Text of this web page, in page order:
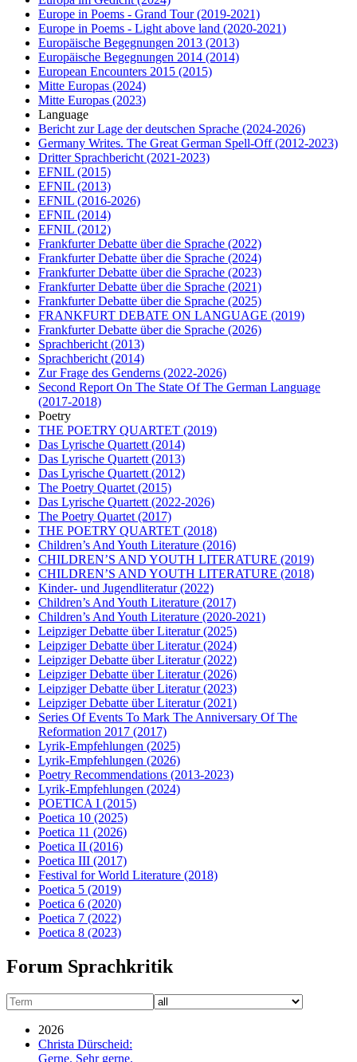
Europe in Poems - Grand Tour(2019-2021)
Europe in Poems - Light above land (2020-2021)
Europäische Begegnungen 2013 (2013)
Europäische Begegnungen 2014 (2014)
European Encounters 2015 (2015)
Mitte Europas (2024)
Mitte Europas (2023)
Language
Bericht zur Lage der deutschen Sprache (2024-2026)
Germany Writes. The Great German Spell-Off(2012-2023)
Dritter Sprachbericht (2021-2023)
EFNIL (2015)
EFNIL (2013)
EFNIL (2016-2026)
EFNIL (2014)
EFNIL (2012)
Frankfurter Debatte über die Sprache (2022)
Frankfurter Debatte über die Sprache (2024)
Frankfurter Debatte über die Sprache (2023)
Frankfurter Debatte über die Sprache (2021)
Frankfurter Debatte über die Sprache (2025)
FRANKFURT DEBATE ON LANGUAGE (2019)
Frankfurter Debatte über die Sprache (2026)
Sprachbericht (2013)
Sprachbericht (2014)
Zur Frage des Genderns (2022-2026)
Second Report On The State Of The German Language
(2017-2018)
Poetry
THE POETRY QUARTET (2019)
Das Lyrische Quartett (2014)
Das Lyrische Quartett (2013)
Das Lyrische Quartett (2012)
The Poetry Quartet (2015)
Das Lyrische Quartett (2022-2026)
The Poetry Quartet (2017)
THE POETRY QUARTET (2018)
Children’s And Youth Literature (2016)
CHILDREN’S AND YOUTH LITERATURE (2019)
CHILDREN’S AND YOUTH LITERATURE (2018)
Kinder- und Jugendliteratur(2022)
Children’s And Youth Literature (2017)
Children’s And Youth Literature (2020-2021)
Leipziger Debatte über Literatur(2025)
Leipziger Debatte über Literatur(2024)
Leipziger Debatte über Literatur(2022)
Leipziger Debatte über Literatur(2026)
Leipziger Debatte über Literatur(2023)
Leipziger Debatte über Literatur(2021)
Series Of Events To Mark The Anniversary Of The
Reformation 2017 (2017)
Lyrik-Empfehlungen (2025)
Lyrik-Empfehlungen (2026)
Poetry Recommendations (2013-2023)
Lyrik-Empfehlungen (2024)
POETICA I (2015)
Poetica 10 (2025)
Poetica 11 (2026)
Poetica II (2016)
Poetica III (2017)
Festival for World Literature (2018)
Poetica 5 (2019)
Poetica 6 (2020)
Poetica 7 (2022)
Poetica 8 (2023)
Forum Sprachkritik
2026
Christa Dürscheid:
Gerne. Sehr gerne.